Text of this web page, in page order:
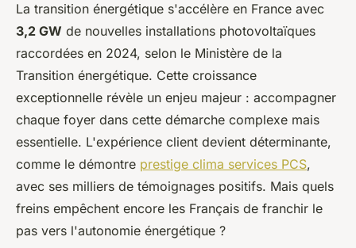
Jeanne•16 décembre 2025•7 min de lecture
La transition énergétique s'accélère en France avec
3,2 GW de nouvelles installations photovoltaïques
raccordées en 2024, selon le Ministère de la
Transition énergétique. Cette croissance
exceptionnelle révèle un enjeu majeur : accompagner
chaque foyer dans cette démarche complexe mais
essentielle. L'expérience client devient déterminante,
comme le démontre prestige clima services PCS,
avec ses milliers de témoignages positifs. Mais quels
freins empêchent encore les Français de franchir le
pas vers l'autonomie énergétique ?